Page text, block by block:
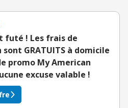
futé ! Les frais de
GRATUITS à domicile
promo My American
excuse valable !